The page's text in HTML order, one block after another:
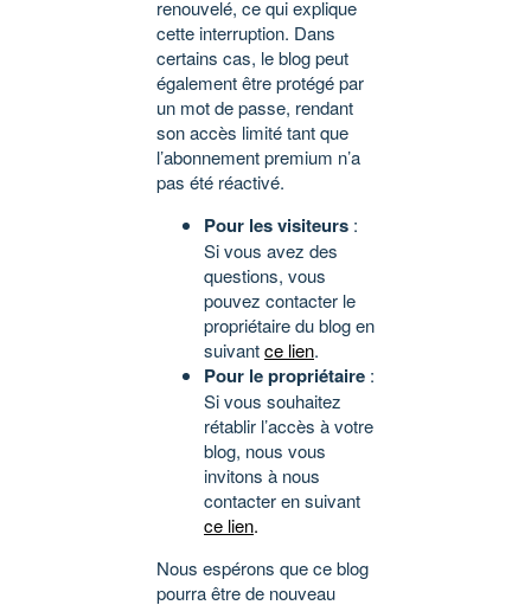
renouvelé, ce qui explique
cette interruption. Dans
certains cas, le blog peut
également être protégé par
un mot de passe, rendant
son accès limité tant que
l’abonnement premium n’a
pas été réactivé.
Pour les visiteurs :
Si vous avez des
questions, vous
pouvez contacter le
propriétaire du blog en
suivantce lien.
Pour le propriétaire :
Si vous souhaitez
rétablir l’accès à votre
blog, nous vous
invitons à nous
contacter en suivant
ce lien.
Nous espérons que ce blog
pourra être de nouveau